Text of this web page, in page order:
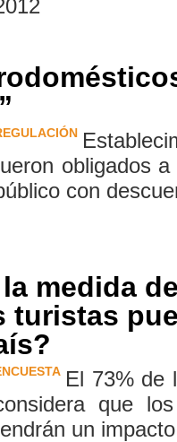
obligados
con
medida
turistas
El 73% de
que
un